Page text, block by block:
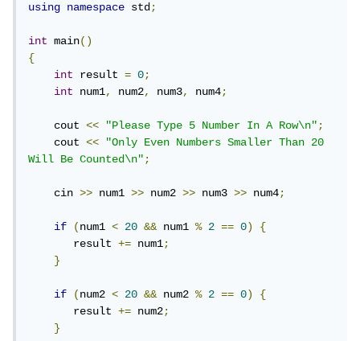
using
namespace std;
int main()
{
int
result = 0;
int
num1, num2, num3, num4;
    cout
<< "Please Type 5 Number In A Row\n";
    cout
<<
"Only Even Numbers Smaller Than 20
Will Be Counted\n";
    cin
>> num1 >> num2 >> num3 >> num4;
if (num1 < 20 && num1 % 2 == 0)
{
       result
+= num1;
}
if (num2 < 20 && num2 % 2 == 0)
{
       result
+= num2;
}